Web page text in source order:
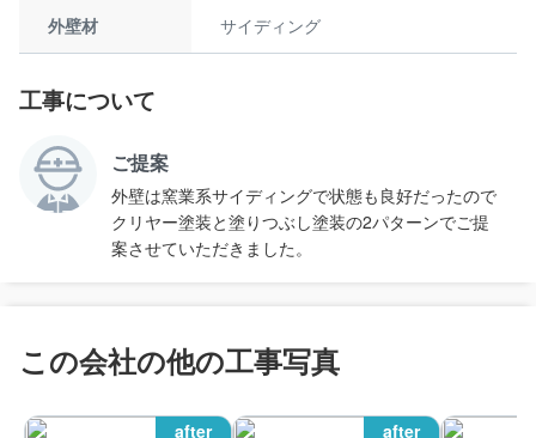
外壁材 サイディング
工事について
ご提案
外壁は窯業系サイディングで状態も良好だったので
クリヤー塗装と塗りつぶし塗装の2パターンでご提
案させていただきました。
この会社の他の工事写真
after after